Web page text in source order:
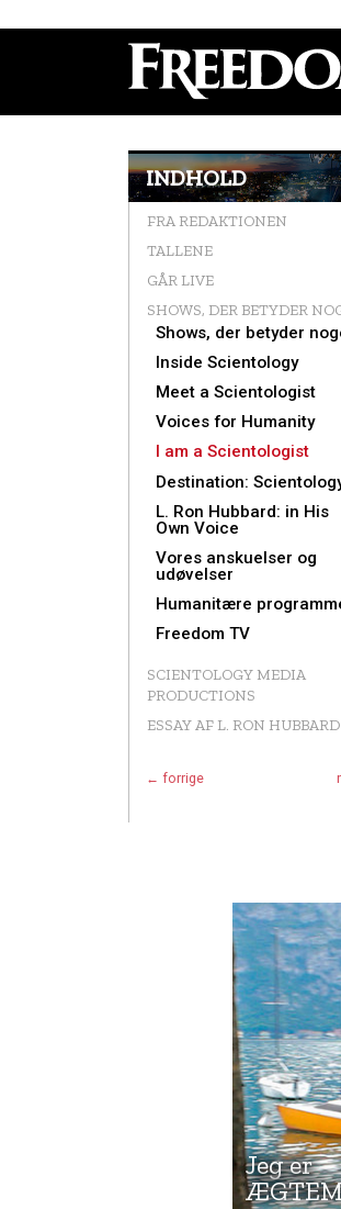
INDHOLD
FRA REDAKTIONEN
TALLENE
GÅR LIVE
SHOWS, DER BETYDER
Shows, der betyder
Inside Scientology
Meet a Scientologist
Voices for Humanity
I am a Scientologist
Destination:
L. Ron Hubbard: in His
Own Voice
Vores anskuelser og
udøvelser
Humanitære
Freedom TV
SCIENTOLOGY MEDIA
PRODUCTIONS
ESSAY AF L. RON HUBBARD
← forrige
Jeg er